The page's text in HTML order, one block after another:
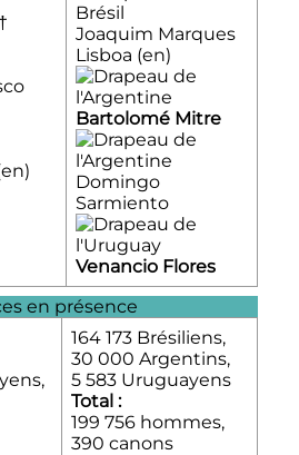
†
Joaquim Marques
Lisboa (en)
Bartolomé Mitre
Domingo
Sarmiento
Venancio Flores
en présence
164 173 Brésiliens,
30 000 Argentins,
5 583 Uruguayens
Total :
199 756 hommes,
390 canons